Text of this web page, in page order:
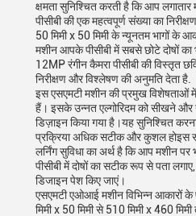
क्षमता सुनिश्चित करती है कि आप लगातार
पीसीबी की एक महत्वपूर्ण संख्या का
50 मिमी x 50 मिमी के न्यूनतम भागों के
मशीन आपके पीसीबी में सबसे छोटे दोषों
12MP रंगीन कैमरा पीसीबी की विस्तृत
निरीक्षण और विश्लेषण की अनुमति देता है.
इस एसएमटी मशीन की प्रमुख विशेषताओं
हैं। इसके उन्नत एल्गोरिदम को सीखने
डिज़ाइन किया गया है।यह सुनिश्चित
प्रक्रिया अधिक सटीक और कुशल होइस
लर्निंग सुविधा का अर्थ है कि आप मशीन
पीसीबी में दोषों का सटीक रूप से पता
डिजाइन पेश किए जाएं।
एसएमटी एओआई मशीन विभिन्न आकारों के
मिमी x 50 मिमी से 510 मिमी x 460